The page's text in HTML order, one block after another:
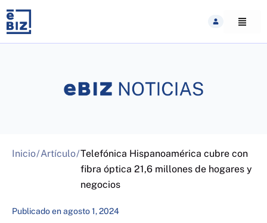
content
Inicio/Artículo/Telefónica Hispanoamérica cubre con
fibra óptica 21,6 millones de hogares y
negocios
Publicado enagosto 1, 2024